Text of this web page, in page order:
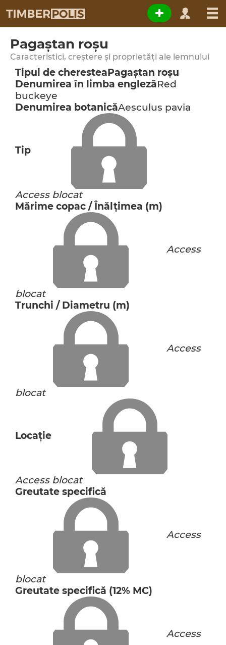
Pagaştan roşu
Caracteristici, creștere și proprietăți ale lemnului
Tipul de cheresteaPagaştan roşu
Denumirea în limba englezăRed
buckeye
Denumirea botanicăAesculus pavia
Tip
Access blocat
Mărime copac / Înălţimea (m)
Access
blocat
Trunchi / Diametru (m)
Access
blocat
Locaţie
Access blocat
Greutate specifică
Access
blocat
Greutate specifică (12% MC)
Access